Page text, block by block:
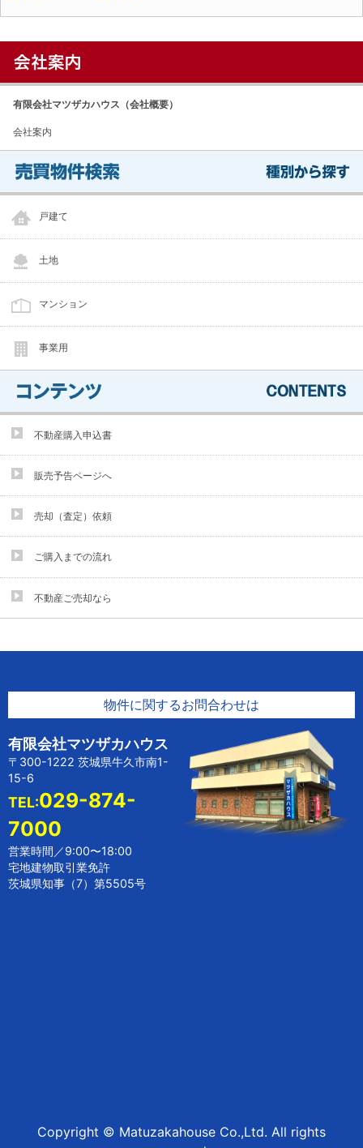
有限会社マツザカハウス（会社概要）
会社案内
戸建て
土地
マンション
事業用
不動産購入申込書
販売予告ページへ
売却（査定）依頼
ご購入までの流れ
不動産ご売却なら
物件に関するお問合わせは
有限会社マツザカハウス
〒300-1222 茨城県牛久市南1-
15-6
TEL:029-874-
7000
営業時間／9:00〜18:00
宅地建物取引業免許
茨城県知事（7）第5505号
Copyright © Matuzakahouse Co.,Ltd. All rights